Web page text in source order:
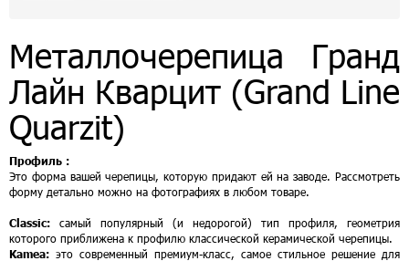
Металлочерепица Гранд
Лайн Кварцит (Grand Line
Quarzit)
Профиль :
Это форма вашей черепицы, которую придают ей на заводе. Рассмотреть
форму детально можно на фотографиях в любом товаре.
Classic: самый популярный (и недорогой) тип профиля, геометрия
которого приближена к профилю классической керамической черепицы.
Kamea: это современный премиум-класс, самое стильное решение для